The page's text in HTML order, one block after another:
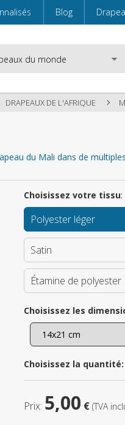
Blog
DRAPEAUX DE L'AFRIQUE
du Mali dans de
Choisissez votre tissu:
Polyester léger
Satin
Étamine de polyester
Choisissez les
Choisissez la quantité:
Prix: 5,00 € (TVA